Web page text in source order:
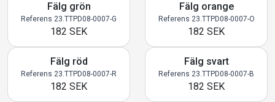
Fälg grön
Referens 23.TTPD08-0007-G
182 SEK
Fälg orange
Referens 23.TTPD08-0007-O
182 SEK
Fälg röd
Referens 23.TTPD08-0007-R
182 SEK
Fälg svart
Referens 23.TTPD08-0007-B
182 SEK